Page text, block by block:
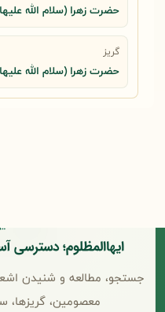
حضرت زهرا (سلام الله
گریز
حضرت زهرا (سلام الله
ایهاالمظلوم؛ دسترسی
جستجو، مطالعه و شنیدن
معصومین،